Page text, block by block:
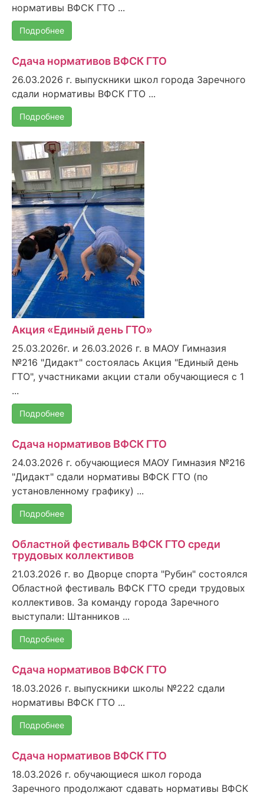
нормативы ВФСК ГТО ...
Подробнее
Сдача нормативов ВФСК ГТО
26.03.2026 г. выпускники школ города Заречного
сдали нормативы ВФСК ГТО ...
Подробнее
Акция «Единый день ГТО»
25.03.2026г. и 26.03.2026 г. в МАОУ Гимназия
№216 "Дидакт" состоялась Акция "Единый день
ГТО", участниками акции стали обучающиеся с 1
...
Подробнее
Сдача нормативов ВФСК ГТО
24.03.2026 г. обучающиеся МАОУ Гимназия №216
"Дидакт" сдали нормативы ВФСК ГТО (по
установленному графику) ...
Подробнее
Областной фестиваль ВФСК ГТО среди
трудовых коллективов
21.03.2026 г. во Дворце спорта "Рубин" состоялся
Областной фестиваль ВФСК ГТО среди трудовых
коллективов. За команду города Заречного
выступали: Штанников ...
Подробнее
Сдача нормативов ВФСК ГТО
18.03.2026 г. выпускники школы №222 сдали
нормативы ВФСК ГТО ...
Подробнее
Сдача нормативов ВФСК ГТО
18.03.2026 г. обучающиеся школ города
Заречного продолжают сдавать нормативы ВФСК